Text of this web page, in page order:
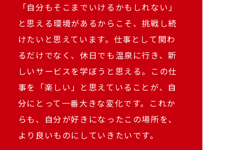
「自分もそこまでいけるかもしれない」
と思える環境があるからこそ、挑戦し続
けたいと思えています。仕事として関わ
るだけでなく、休日でも温泉に行き、新
しいサービスを学ぼうと思える。この仕
事を「楽しい」と思えていることが、自
分にとって一番大きな変化です。これか
らも、自分が好きになったこの場所を、
より良いものにしていきたいです。